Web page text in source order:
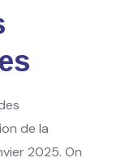
de la
2025. On